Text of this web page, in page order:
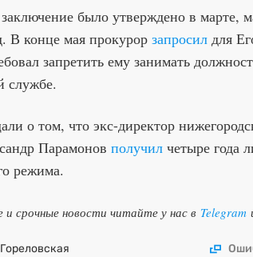
было утверждено в марте,
В конце мая прокурор запросил для
запретить ему занимать
службе.
о том, что экс-директор
Парамонов получил четыре года
режима.
срочные новости читайте у нас в Telegram